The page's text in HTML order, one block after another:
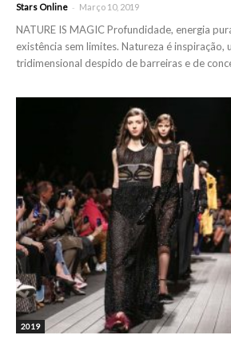
Stars Online - Março 10, 2019
NATURE IS MAGIC Profundidade, energia
existência sem limites. Natureza é inspiração,
tridimensional despido de barreiras e de
2019